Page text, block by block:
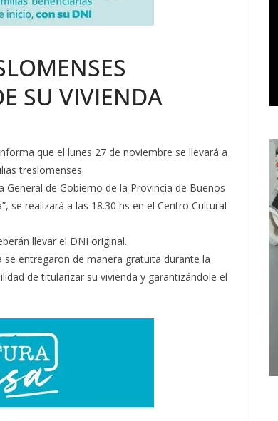
SU VIVIENDA
que el lunes 27 de noviembre se llevará a
treslomenses.
de Gobierno de la Provincia de Buenos
se realizará a las 18.30 hs en el Centro Cultural
llevar el DNI original.
se entregaron de manera gratuita durante la
de titularizar su vivienda y garantizándole el